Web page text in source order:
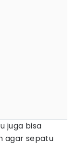
juga bisa
agar sepatu